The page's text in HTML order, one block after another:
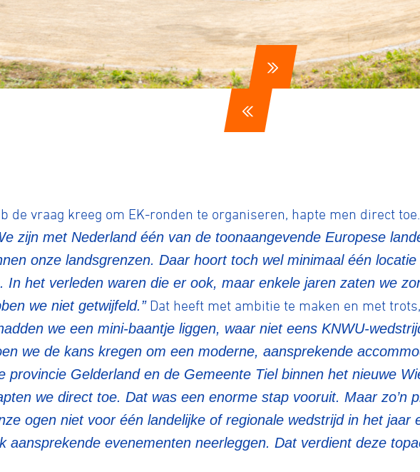
de vraag kreeg om EK-ronden te organiseren, hapte men direct
zijn met Nederland één van de toonaangevende Europese
onze landsgrenzen. Daar hoort toch wel minimaal één
In het verleden waren die er ook, maar enkele jaren zaten we
we niet getwijfeld.”Dat heeft met ambitie te maken en met
we een mini-baantje liggen, waar niet eens KNWU-
we de kans kregen om een moderne, aansprekende
provincie Gelderland en de Gemeente Tiel binnen het nieuwe
we direct toe. Dat was een enorme stap vooruit. Maar zo’n
ogen niet voor één landelijke of regionale wedstrijd in het jaar
aansprekende evenementen neerleggen. Dat verdient deze
Wegwielrennen
BMX Race
Kunstwielrijden